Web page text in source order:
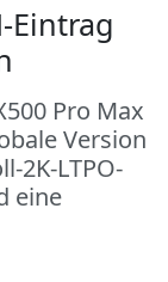
Eintrag
Pro Max
Version
2K-LTPO-
eine